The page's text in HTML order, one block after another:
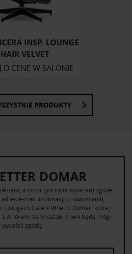
lub uzyskanymi podczas
INSP. LOUNGE
VELVET
O CENĘ W SALONIE
PRODUKTY
DOMAR
a co za tym idzie wyrażam zgodę
e-mail informacji o nowościach,
usługach Galerii Wnętrz Domar, której
Wiem, że w każdej chwili będę mógł
wycofać zgodę.